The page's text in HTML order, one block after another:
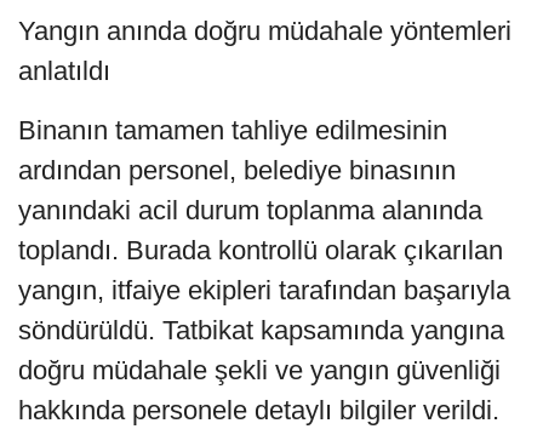
Yangın anında doğru müdahale yöntemleri
anlatıldı
Binanın tamamen tahliye edilmesinin
ardından personel, belediye binasının
yanındaki acil durum toplanma alanında
toplandı. Burada kontrollü olarak çıkarılan
yangın, itfaiye ekipleri tarafından başarıyla
söndürüldü. Tatbikat kapsamında yangına
doğru müdahale şekli ve yangın güvenliği
hakkında personele detaylı bilgiler verildi.